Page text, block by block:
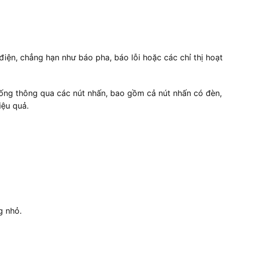
chẳng hạn như báo pha, báo lỗi hoặc các chỉ thị hoạt
thông qua các nút nhấn, bao gồm cả nút nhấn có đèn,
quả.
nhỏ.